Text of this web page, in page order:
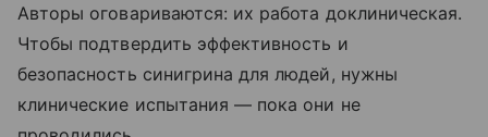
Авторы оговариваются: их работа доклиническая.
Чтобы подтвердить эффективность и
безопасность синигрина для людей, нужны
клинические испытания — пока они не